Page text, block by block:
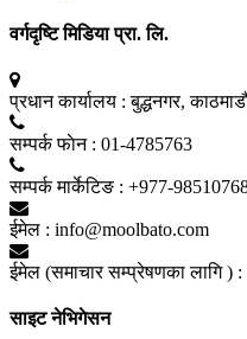
वर्गदृष्टि मिडिया प्रा. लि.
प्रधान कार्यालय : बुद्धनगर,
सम्पर्क फाेन : 01-4785763
सम्पर्क मार्केटिङ : +977-
ईमेल : info@moolbato.com
ईमेल (समाचार सम्प्रेषणका लागि ) :
साइट नेभिगेसन